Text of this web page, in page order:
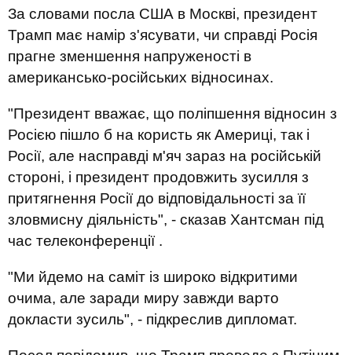
За словами посла США в Москві, президент
Трамп має намір з'ясувати, чи справді Росія
прагне зменшення напруженості в
американсько-російських відносинах.
"Президент вважає, що поліпшення відносин з
Росією пішло б на користь як Америці, так і
Росії, але насправді м'яч зараз на російській
стороні, і президент продовжить зусилля з
притягнення Росії до відповідальності за її
зловмисну ​​діяльність", - сказав Хантсман під
час телеконференції .
"Ми йдемо на саміт із широко відкритими
очима, але заради миру завжди варто
докласти зусиль", - підкреслив дипломат.